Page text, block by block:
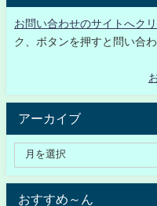
お問い合わせのサイトへク
ク、ボタンを押すと問い合
アーカイブ
おすすめ～ん